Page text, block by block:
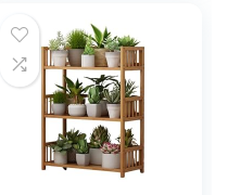
Bonsai Decoratie
Display Plank
90CM